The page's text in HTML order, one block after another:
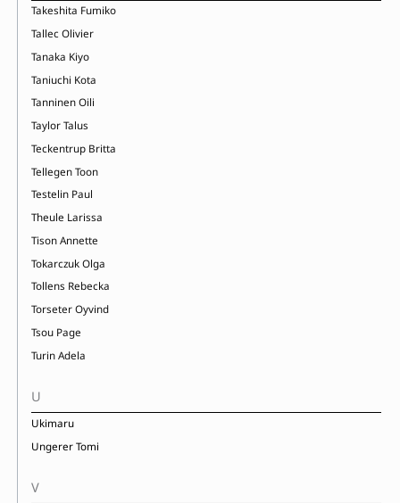
Takeshita Fumiko
Tallec Olivier
Tanaka Kiyo
Taniuchi Kota
Tanninen Oili
Taylor Talus
Teckentrup Britta
Tellegen Toon
Testelin Paul
Theule Larissa
Tison Annette
Tokarczuk Olga
Tollens Rebecka
Torseter Oyvind
Tsou Page
Turin Adela
U
Ukimaru
Ungerer Tomi
V